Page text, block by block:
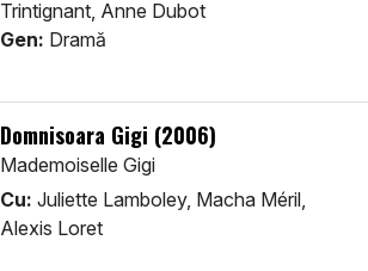
Trintignant, Anne Dubot
Gen: Dramă
Domnisoara Gigi (2006)
Mademoiselle Gigi
Cu: Juliette Lamboley, Macha Méril,
Alexis Loret